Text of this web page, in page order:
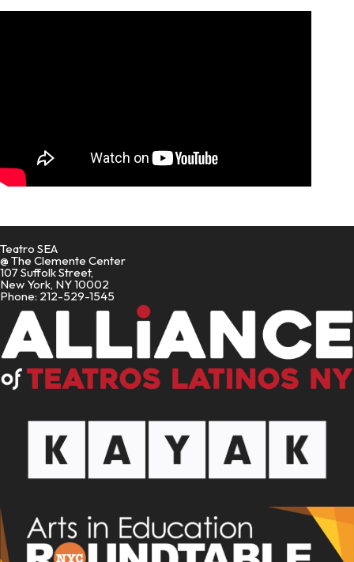
Teatro SEA
@ The Clemente Center
107 Suffolk Street,
New York, NY 10002
Phone: 212-529-1545